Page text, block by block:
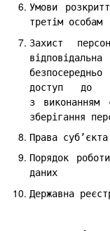
Умови
третім особам
Захист
доступ до
з виконанням
зберігання
Права
Порядок
даних
Державна